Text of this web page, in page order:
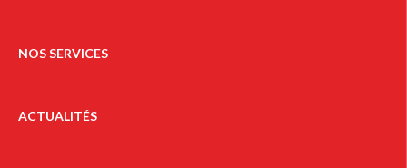
NOS SERVICES
ACTUALITÉS